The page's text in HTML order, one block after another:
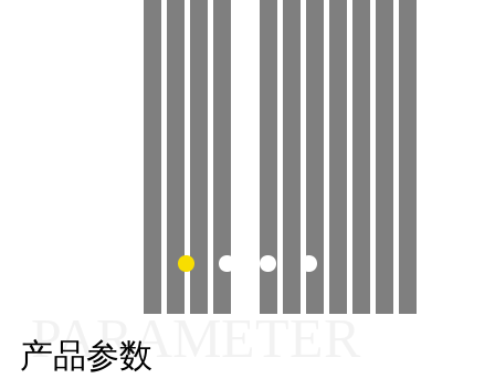
产品参数
PARAMETER